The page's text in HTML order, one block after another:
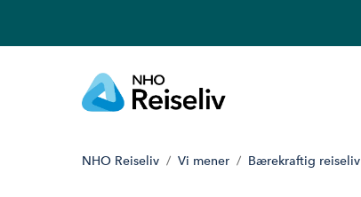
NHO Reiseliv Vi mener Bærekraftig reiseliv